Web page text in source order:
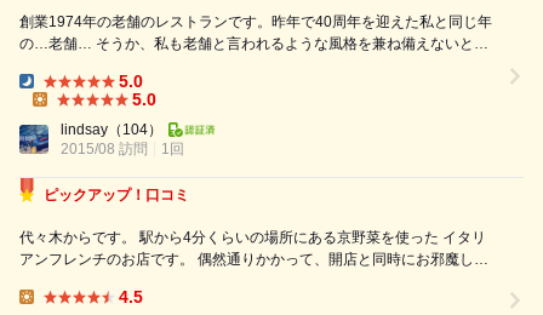
創業1974年の老舗のレストランです。昨年で40周年を迎えた私と同じ年
の…老舗… そうか、私も老舗と言われるような風格を兼ね備えないとな
所で、秘密にしたいチャンピオンかな。 完全に私の思い込みですが、夜
の店内は、まるでパリにいるような気持ちになります。 芸術家が好むイ
ンテリアに感じます。本当のオシャレとはこういうのか...
Dinner:
5.0
5.0
lindsay （104）
2015/08 訪問
1回
ピックアップ！口コミ
代々木からです。 駅から4分くらいの場所にある京野菜を使った イタリ
アンフレンチのお店です。 偶然通りかかって、開店と同時にお邪魔しま
の生姜風味。 特に気に入ったのは鰤の下には大根。 鰤のソース生姜がき 4.5